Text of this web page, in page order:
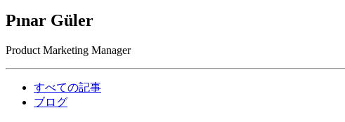
Pınar Güler
Product Marketing Manager
すべての記事
ブログ